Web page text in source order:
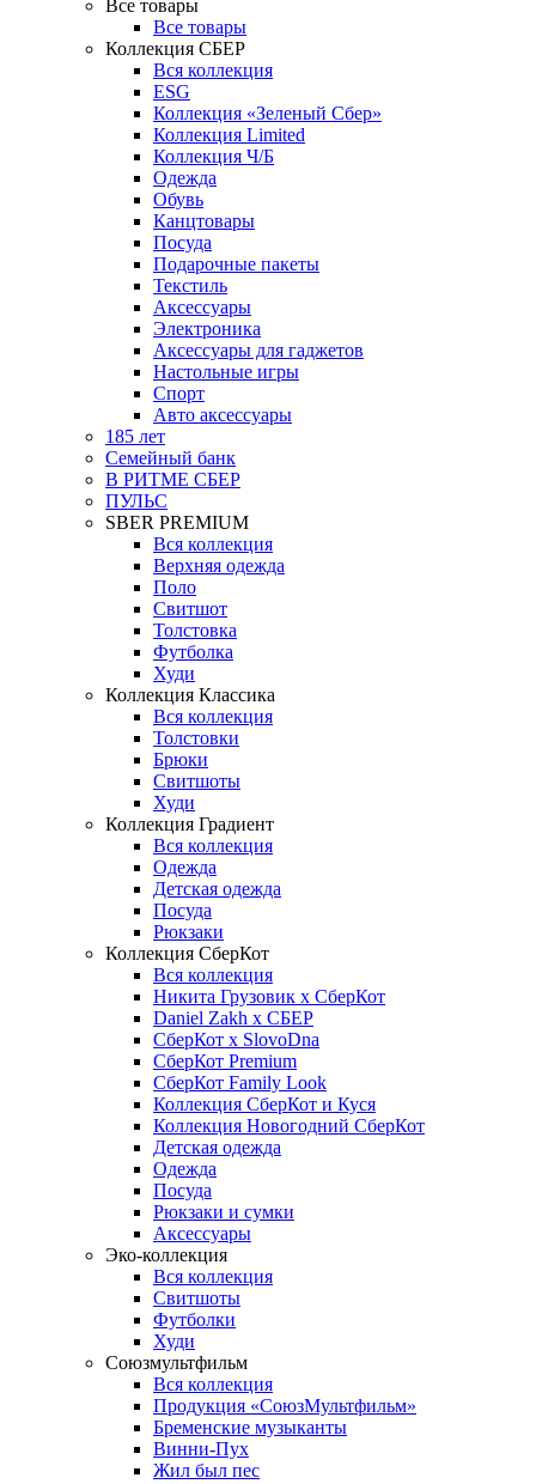
Все товары
Все товары
Коллекция СБЕР
Вся коллекция
ESG
Коллекция «Зеленый Сбер»
Коллекция Limited
Коллекция Ч/Б
Одежда
Обувь
Канцтовары
Посуда
Подарочные пакеты
Текстиль
Аксессуары
Электроника
Аксессуары для гаджетов
Настольные игры
Спорт
Авто аксессуары
185 лет
Семейный банк
В РИТМЕ СБЕР
ПУЛЬС
SBER PREMIUM
Вся коллекция
Верхняя одежда
Поло
Свитшот
Толстовка
Футболка
Худи
Коллекция Классика
Вся коллекция
Толстовки
Брюки
Свитшоты
Худи
Коллекция Градиент
Вся коллекция
Одежда
Детская одежда
Посуда
Рюкзаки
Коллекция СберКот
Вся коллекция
Никита Грузовик х СберКот
Daniel Zakh x СБЕР
СберКот x SlovoDna
СберКот Premium
СберКот Family Look
Коллекция СберКот и Куся
Коллекция Новогодний СберКот
Детская одежда
Одежда
Посуда
Рюкзаки и сумки
Аксессуары
Эко-коллекция
Вся коллекция
Свитшоты
Футболки
Худи
Союзмультфильм
Вся коллекция
Продукция «СоюзМультфильм»
Бременские музыканты
Винни-Пух
Жил был пес